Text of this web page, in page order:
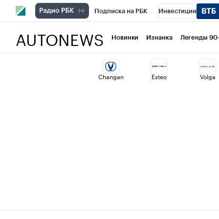
Подписка на РБК Инвестиции
Национальные проекты Город
Кредитные рейтинги Франшизы
AUTONEWS Новинки Изнанка Легенды
Changan Esteo Volga